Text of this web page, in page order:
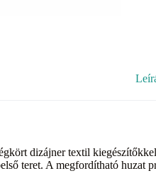
dizájner textil
teret. A megfordítható huzat